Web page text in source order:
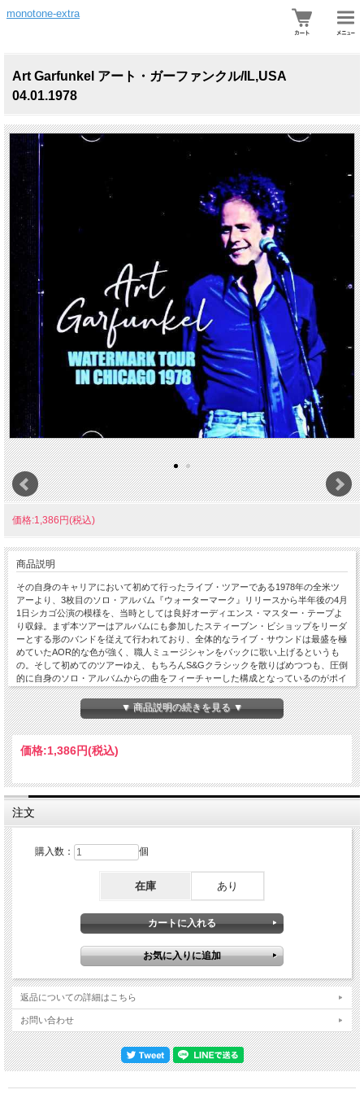
monotone-extra
Art Garfunkel アート・ガーファンクル/IL,USA
04.01.1978
価格:1,386円(税込)
商品説明
その自身のキャリアにおいて初めて行ったライブ・ツアーである1978年の全米ツ
アーより、3枚目のソロ・アルバム『ウォーターマーク』リリースから半年後の4月
1日シカゴ公演の模様を、当時としては良好オーディエンス・マスター・テープよ
り収録。まず本ツアーはアルバムにも参加したスティーブン・ビショップをリーダ
ーとする形のバンドを従えて行われており、全体的なライブ・サウンドは最盛を極
めていたAOR的な色が強く、職人ミュージシャンをバックに歌い上げるというも
の。そして初めてのツアーゆえ、もちろんS&Gクラシックを散りばめつつも、圧倒
的に自身のソロ・アルバムからの曲をフィーチャーした構成となっているのがポイ
ントで、ただし自身初のツアーであり、ライブの長さは正味1時間ほどのコンパク
トさで、その代わりにアルバムにも参加し、ステージではバックコーラスを務めて
いるリア・カンケル（ドラマー、ラス・カンケルの妻で2024年死去）が数曲歌っ
たりも。なおもちろんソロ以外、S&Gの代表曲も随所で挿入し、変わらぬエンジェ
ル・ボイスを披露しているあたり往年のファンは必聴。Live at Arie Crown Theater,
Chicago, Illinois, USA April 1,1978 : from Original Masters 1. For Emily (Whenever I
All My Love's Laughter/6. Cecilia/7. Hideaway/8. April Come She Will/9. Don't Leave
These Goodbye/10. Walking Song/11. All I Know/12. Scarborough Fair/13. (What A)
Wonderful World/14. Bridge Over Troubled Water/15. The Sounds Of Silence/16.
Shine It On Me Art Garfunkel - vocals / Stephen Bishop - guitar vocals / Arlen Roth -
▼ 商品説明の続きを見る ▼
価格:1,386円(税込)
注文
購入数： 個
在庫 あり
返品についての詳細はこちら
お問い合わせ